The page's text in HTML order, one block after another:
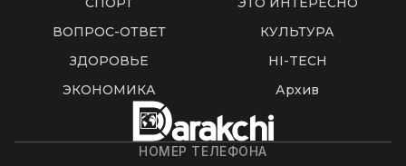
ВОПРОС-ОТВЕТ
КУЛЬТУРА
ЗДОРОВЬЕ
HI-TECH
ЭКОНОМИКА
Архив
НОМЕР ТЕЛЕФОНА